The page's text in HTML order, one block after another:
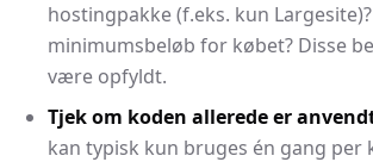
hostingpakke (f.eks. kun
minimumsbeløb for købet? Disse
være opfyldt.
Tjek om koden allerede er
kan typisk kun bruges én gang per